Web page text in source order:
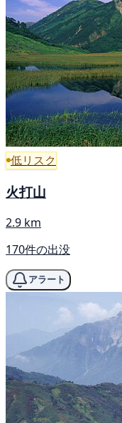
低リスク
火打山
2.9 km
170件の出没
アラート